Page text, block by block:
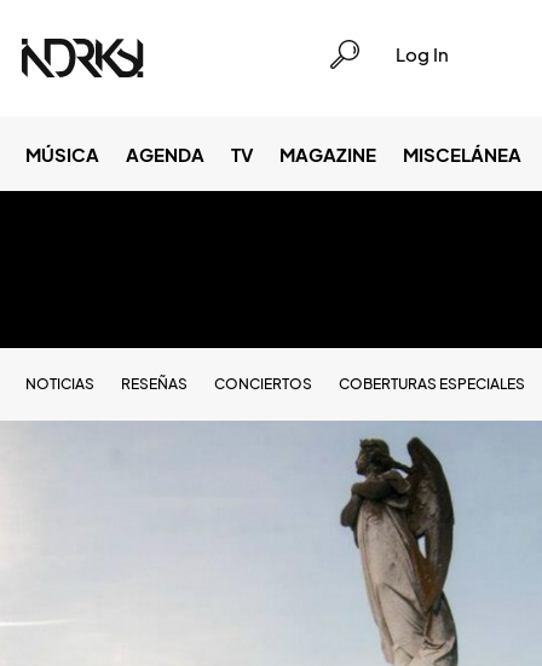
Log In
MÚSICA AGENDA TV MAGAZINE MISCELÁNEA
NOTICIAS RESEÑAS CONCIERTOS COBERTURAS ESPECIALES